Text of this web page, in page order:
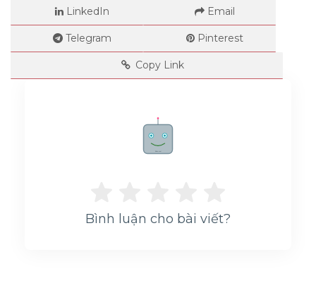
LinkedIn Email
Telegram Pinterest
Copy Link
Rate me!
Bình luận cho bài viết?
Impressions
--